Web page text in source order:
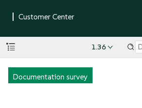
1.36
Documentation survey